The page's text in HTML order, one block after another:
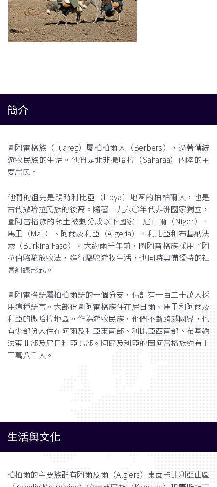
簡介
圖阿雷格族（Tuareg）屬柏柏爾人（Berbers），過著傳統
遊牧民族的生活。他們是北非撒哈拉（Saharaa）內陸的主
要居民。
他們的祖先是現時利比亞（Libya）地區的柏柏爾人，也是
古代撒哈拉民族的後裔。隨著一九六○年代非洲國家獨立，
圖阿雷格族的領土被劃分成以下國家：尼日爾（Niger）、
馬里（Mali）、阿爾及利亞（Algeria）、利比亞和布基納法
索（Burkina Faso）。大約兩千年前，圖阿雷格族採用了阿
拉伯駱駝放牧法，進行駱駝遊牧生活，也同時具備獨特的社
會組織形式。
圖阿雷格語屬柏柏爾語的一個分支，估計有一百二十萬人採
用這種語言。大部份圖阿雷格族住在尼日爾、馬里和阿爾及
利亞的撒哈拉地區。作為遊牧民族，他們不斷跨越國界，也
有少部份人住在阿爾及利亞東南部、利比亞西南部、布基納
法索北部及尼日利亞北部。阿爾及利亞的圖阿雷格族約有十
三萬八千人。
生活與文化
柏柏爾的主要族群有阿爾及爾（Algiers）東面卡比利亞山區